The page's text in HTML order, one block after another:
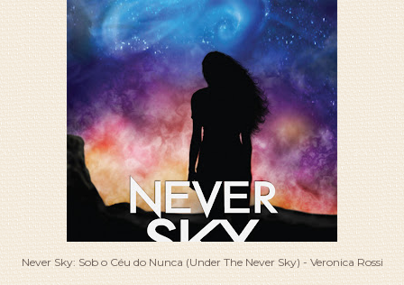
Never Sky: Sob o Céu do Nunca (Under The Never Sky) - Veronica Rossi